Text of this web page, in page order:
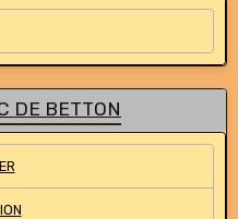
DE BETTON